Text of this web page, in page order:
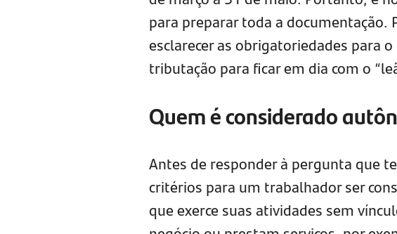
para preparar toda a documentação.
esclarecer as obrigatoriedades para
tributação para ficar em dia com o
Quem é considerado
Antes de responder à pergunta que
critérios para um trabalhador ser
que exerce suas atividades sem